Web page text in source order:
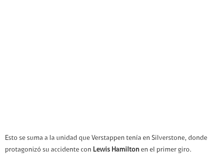
Esto se suma a la unidad que Verstappen tenía en Silverstone, donde
protagonizó su accidente con Lewis Hamilton en el primer giro.